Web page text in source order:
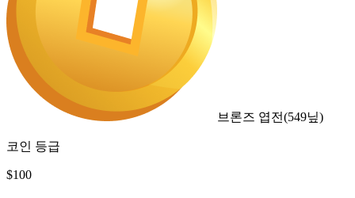
브론즈 엽전(549닢)
코인 등급
$100